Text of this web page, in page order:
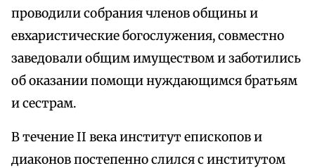
проводили собрания членов общины и
евхаристические богослужения, совместно
заведовали общим имуществом и заботились
об оказании помощи нуждающимся братьям
и сестрам.
В течение II века институт епископов и
диаконов постепенно слился с институтом